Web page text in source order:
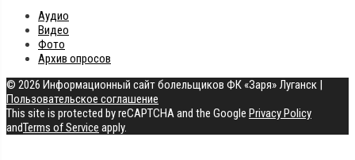
Аудио
Видео
Фото
Архив опросов
© 2026 Информационный сайт болельщиков ФК «Заря» Луганск |
Пользовательское соглашение
This site is protected by reCAPTCHA and the Google Privacy Policy
andTerms of Service apply.